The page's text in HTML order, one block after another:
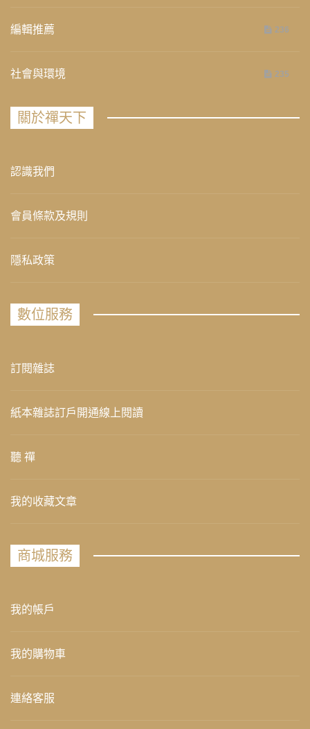
編輯推薦 236
社會與環境 235
關於禪天下
認識我們
會員條款及規則
隱私政策
數位服務
訂閱雜誌
紙本雜誌訂戶開通線上閱讀
聽 禪
我的收藏文章
商城服務
我的帳戶
我的購物車
連絡客服